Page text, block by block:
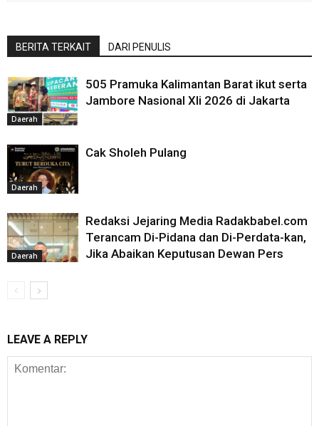
BERITA TERKAIT DARI PENULIS
Daerah
505 Pramuka Kalimantan Barat ikut serta
Jambore Nasional XIi 2026 di Jakarta
Daerah
Cak Sholeh Pulang
Daerah
Redaksi Jejaring Media Radakbabel.com
Terancam Di-Pidana dan Di-Perdata-kan,
Jika Abaikan Keputusan Dewan Pers
LEAVE A REPLY